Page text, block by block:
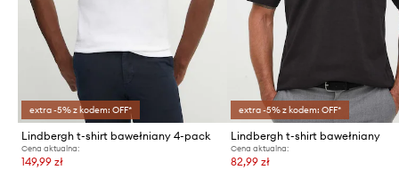
extra -5% z kodem: OFF*
Lindbergh t-shirt bawełniany 4-pack
Cena aktualna:
149,99 zł
extra -5% z kodem: OFF*
Lindbergh t-shirt bawełniany
Cena aktualna:
82,99 zł